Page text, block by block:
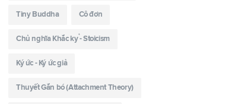
Tiny Buddha Cô đơn
Chủ nghĩa Khắc kỷ - Stoicism
Ký ức - Ký ức giả
Thuyết Gắn bó (Attachment Theory)